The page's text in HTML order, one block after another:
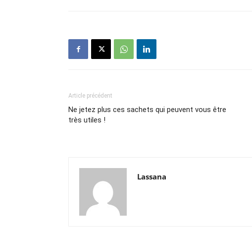
Article précédent
Ne jetez plus ces sachets qui peuvent vous être
très utiles !
Lassana